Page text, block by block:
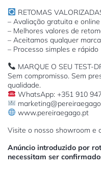
RETOMAS
– Avaliação gratuita e
– Melhores valores de
– Aceitamos qualquer
– Processo simples e rápido
MARQUE O SEU TEST-
Sem compromisso. Sem
qualidade.
WhatsApp: +351 910
www.pereiraegago.pt
Visite o nosso showroom e
Anúncio introduzido por
necessitam ser